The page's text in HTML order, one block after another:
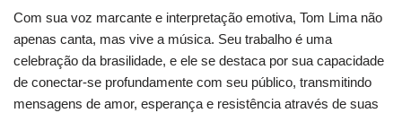
Com sua voz marcante e interpretação emotiva, Tom Lima não
apenas canta, mas vive a música. Seu trabalho é uma
celebração da brasilidade, e ele se destaca por sua capacidade
de conectar-se profundamente com seu público, transmitindo
mensagens de amor, esperança e resistência através de suas